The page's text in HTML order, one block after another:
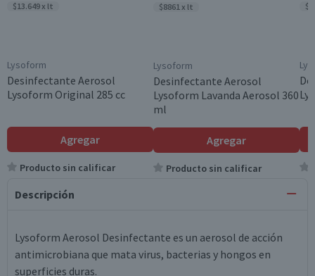
$13.649 x lt
Lysoform
Desinfectante Aerosol
Lysoform Original 285 cc
Agregar
Producto sin calificar
$8861 x lt
Lysoform
Desinfectante Aerosol
Lysoform Lavanda Aerosol 360
ml
Agregar
Producto sin calificar
Descripción
Lysoform Aerosol Desinfectante es un aerosol de acción
antimicrobiana que mata virus, bacterias y hongos en
superficies duras.